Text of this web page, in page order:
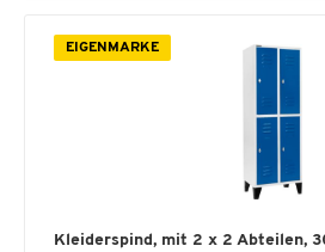
EIGENMARKE
Kleiderspind, mit 2 x 2 Abteilen,